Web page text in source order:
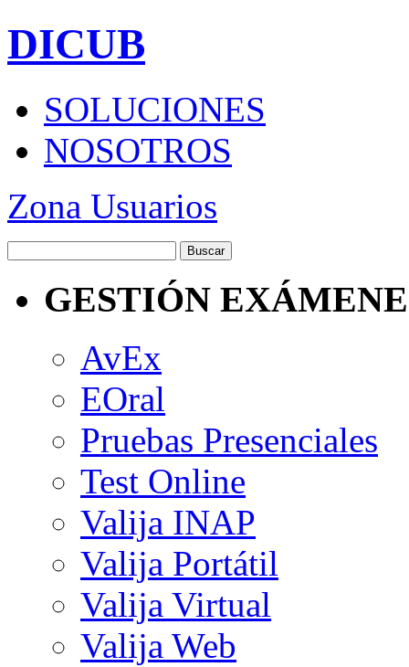
DICUB
SOLUCIONES
NOSOTROS
Zona Usuarios
GESTIÓN
AvEx
EOral
Pruebas Presenciales
Test Online
Valija INAP
Valija Portátil
Valija Virtual
Valija Web